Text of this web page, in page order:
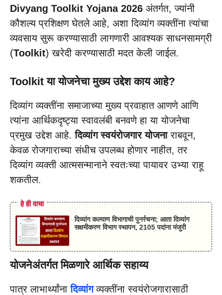
Divyang Toolkit Yojana 2026 अंतर्गत, ज्यांनी
कौशल्य प्रशिक्षण घेतले आहे, अशा दिव्यांग व्यक्तींना त्यांचा
व्यवसाय सुरू करण्यासाठी लागणारी आवश्यक साधनसामग्री
(Toolkit) खरेदी करण्यासाठी मदत केली जाईल.
Toolkit या योजनेचा मुख्य उद्देश काय आहे?
दिव्यांग व्यक्तींना समाजाच्या मुख्य प्रवाहात आणणे आणि
त्यांना आर्थिकदृष्ट्या स्वावलंबी बनवणे हा या योजनेचा
प्रमुख उद्देश आहे.दिव्यांग स्वयंरोजगार योजनाराबवून,
केवळ रोजगाराच्या संधीच उपलब्ध होणार नाहीत, तर
दिव्यांग व्यक्ती आत्मसन्मानाने स्वतःच्या पायावर उभ्या राहू
शकतील.
हे ही वाचा
दिव्यांग कल्याण विभागाची पुनर्रचना; आता दिव्यांग
सक्षमीकरण विभाग स्थापन, 2105 पदांना मंजुरी
योजनेअंतर्गत मिळणारे आर्थिक सहाय्य
पात्र लाभार्थ्यांनादिव्यांगव्यक्तींना स्वयंरोजगारासाठी